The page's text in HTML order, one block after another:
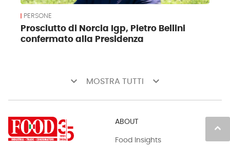
PERSONE
Prosciutto di Norcia Igp, Pietro Bellini
confermato alla Presidenza
keyboard_arrow_down MOSTRA TUTTI keyboard_arrow_down
keyboard_arrow_up
ABOUT
Food Insights